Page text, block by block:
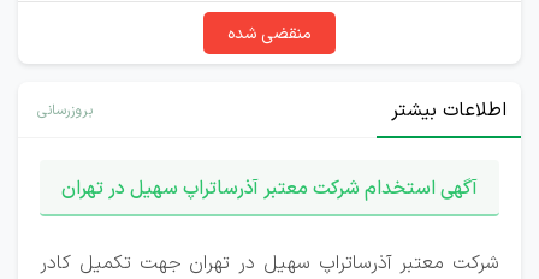
منقضی شده
اطلاعات بیشتر بروزرسانی
آگهی استخدام شرکت معتبر آذرساتراپ سهیل در تهران
شرکت معتبر آذرساتراپ سهیل در تهران جهت تکمیل کادر